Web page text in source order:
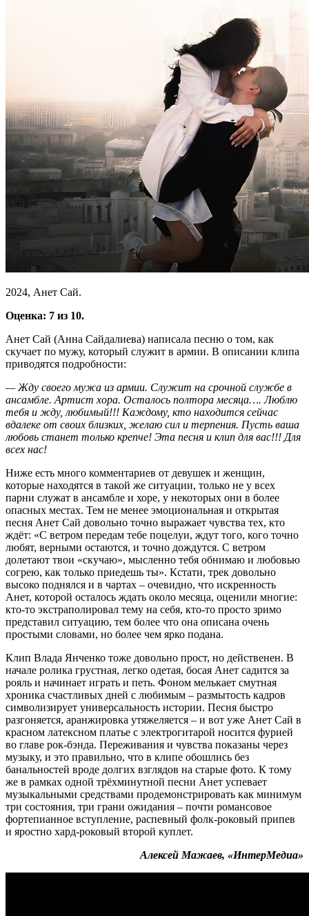
2024, Анет Сай.
Оценка: 7 из 10.
Анет Сай (Анна Сайдалиева) написала песню о том, как
скучает по мужу, который служит в армии. В описании клипа
приводятся подробности:
— Жду своего мужа из армии. Служит на срочной службе в
ансамбле. Артист хора. Осталось полтора месяца…. Люблю
тебя и жду, любимый!!! Каждому, кто находится сейчас
вдалеке от своих близких, желаю сил и терпения. Пусть ваша
любовь станет только крепче! Эта песня и клип для вас!!! Для
всех нас!
Ниже есть много комментариев от девушек и женщин,
которые находятся в такой же ситуации, только не у всех
парни служат в ансамбле и хоре, у некоторых они в более
опасных местах. Тем не менее эмоциональная и открытая
песня Анет Сай довольно точно выражает чувства тех, кто
ждёт: «С ветром передам тебе поцелуи, ждут того, кого точно
любят, верными остаются, и точно дождутся. С ветром
долетают твои «скучаю», мысленно тебя обнимаю и любовью
согрею, как только приедешь ты». Кстати, трек довольно
высоко поднялся и в чартах – очевидно, что искренность
Анет, которой осталось ждать около месяца, оценили многие:
кто-то экстраполировал тему на себя, кто-то просто зримо
представил ситуацию, тем более что она описана очень
простыми словами, но более чем ярко подана.
Клип Влада Янченко тоже довольно прост, но действенен. В
начале ролика грустная, легко одетая, босая Анет садится за
рояль и начинает играть и петь. Фоном мелькает смутная
хроника счастливых дней с любимым – размытость кадров
символизирует универсальность истории. Песня быстро
разгоняется, аранжировка утяжеляется – и вот уже Анет Сай в
красном латексном платье с электрогитарой носится фурией
во главе рок-бэнда. Переживания и чувства показаны через
музыку, и это правильно, что в клипе обошлись без
банальностей вроде долгих взглядов на старые фото. К тому
же в рамках одной трёхминутной песни Анет успевает
музыкальными средствами продемонстрировать как минимум
три состояния, три грани ожидания – почти романсовое
фортепианное вступление, распевный фолк-роковый припев
и яростно хард-роковый второй куплет.
Алексей Мажаев, «ИнтерМедиа»